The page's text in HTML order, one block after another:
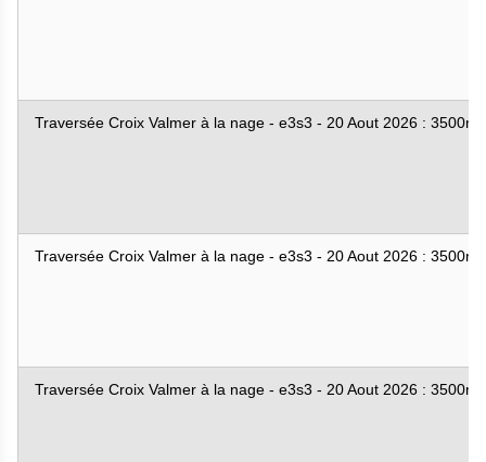
Traversée Croix Valmer à la nage - e3s3 - 20 Aout 2026 : 3500m
Traversée Croix Valmer à la nage - e3s3 - 20 Aout 2026 : 3500m
Traversée Croix Valmer à la nage - e3s3 - 20 Aout 2026 : 3500m